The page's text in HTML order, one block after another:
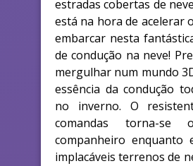
estradas cobertas de
está na hora de acelerar
embarcar nesta
de condução na neve!
mergulhar num mundo
essência da condução
no inverno. O
comandas torna-
companheiro enquanto
implacáveis terrenos de